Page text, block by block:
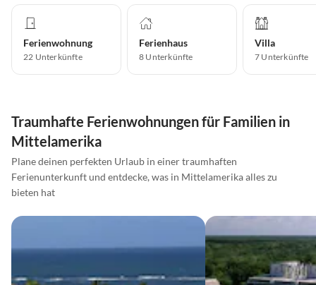
Ferienwohnung
22 Unterkünfte
Ferienhaus
8 Unterkünfte
Villa
7 Unterkünfte
Traumhafte Ferienwohnungen für Familien in
Mittelamerika
Plane deinen perfekten Urlaub in einer traumhaften
Ferienunterkunft und entdecke, was in Mittelamerika alles zu
bieten hat